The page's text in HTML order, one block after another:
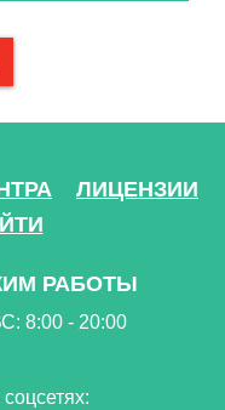
ЛИЦЕНЗИИ
РАБОТЫ
8:00 - 20:00